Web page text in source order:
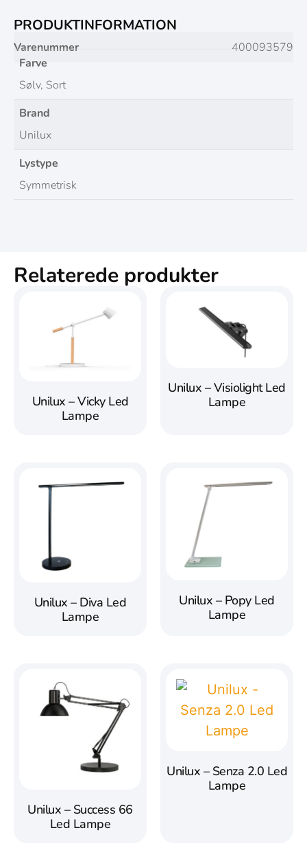
PRODUKTINFORMATION
Varenummer
400093579
Farve
Sølv, Sort
Brand
Unilux
Lystype
Symmetrisk
Relaterede produkter
Unilux – Vicky Led
Lampe
Unilux – Visiolight Led
Lampe
Unilux – Diva Led
Lampe
Unilux – Popy Led
Lampe
Unilux – Success 66
Led Lampe
Unilux – Senza 2.0 Led
Lampe